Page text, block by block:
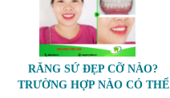
RĂNG SỨ ĐẸP CỠ NÀO?
TRƯỜNG HỢP NÀO CÓ THỂ